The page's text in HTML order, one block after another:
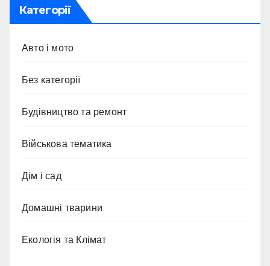
Категорії
Авто і мото
Без категорії
Будівництво та ремонт
Військова тематика
Дім і сад
Домашні тварини
Екологія та Клімат